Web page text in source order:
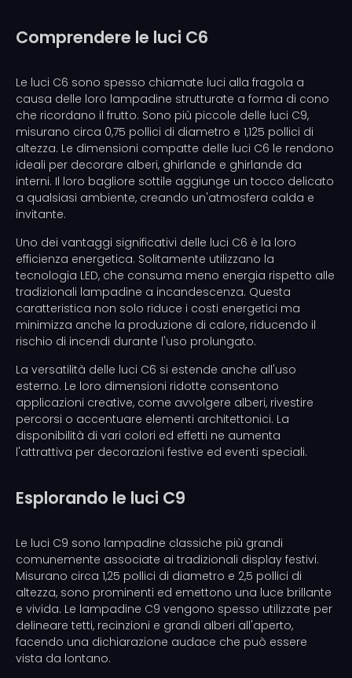
Comprendere le luci C6
Le luci C6 sono spesso chiamate luci alla fragola a
causa delle loro lampadine strutturate a forma di cono
che ricordano il frutto. Sono più piccole delle luci C9,
misurano circa 0,75 pollici di diametro e 1,125 pollici di
altezza. Le dimensioni compatte delle luci C6 le rendono
ideali per decorare alberi, ghirlande e ghirlande da
interni. Il loro bagliore sottile aggiunge un tocco delicato
a qualsiasi ambiente, creando un'atmosfera calda e
invitante.
Uno dei vantaggi significativi delle luci C6 è la loro
efficienza energetica. Solitamente utilizzano la
tecnologia LED, che consuma meno energia rispetto alle
tradizionali lampadine a incandescenza. Questa
caratteristica non solo riduce i costi energetici ma
minimizza anche la produzione di calore, riducendo il
rischio di incendi durante l'uso prolungato.
La versatilità delle luci C6 si estende anche all'uso
esterno. Le loro dimensioni ridotte consentono
applicazioni creative, come avvolgere alberi, rivestire
percorsi o accentuare elementi architettonici. La
disponibilità di vari colori ed effetti ne aumenta
l'attrattiva per decorazioni festive ed eventi speciali.
Esplorando le luci C9
Le luci C9 sono lampadine classiche più grandi
comunemente associate ai tradizionali display festivi.
Misurano circa 1,25 pollici di diametro e 2,5 pollici di
altezza, sono prominenti ed emettono una luce brillante
e vivida. Le lampadine C9 vengono spesso utilizzate per
delineare tetti, recinzioni e grandi alberi all'aperto,
facendo una dichiarazione audace che può essere
vista da lontano.